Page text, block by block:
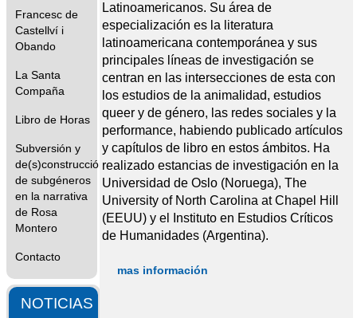
Francesc de
Castellví i
Obando
La Santa
Compaña
Libro de Horas
Subversión y
de(s)construcción
de subgéneros
en la narrativa
de Rosa
Montero
Contacto
NOTICIAS
Latinoamericanos. Su área de
especialización es la literatura
latinoamericana contemporánea y sus
principales líneas de investigación se
centran en las intersecciones de esta con
los estudios de la animalidad, estudios
queer y de género, las redes sociales y la
performance, habiendo publicado artículos
y capítulos de libro en estos ámbitos. Ha
realizado estancias de investigación en la
Universidad de Oslo (Noruega), The
University of North Carolina at Chapel Hill
(EEUU) y el Instituto en Estudios Críticos
de Humanidades (Argentina).
mas información